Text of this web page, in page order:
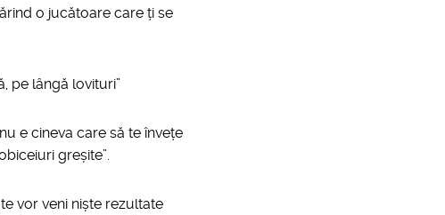
o jucătoare care ți se
pe lângă lovituri”
e cineva care să te învețe
greșite”.
vor veni niște rezultate